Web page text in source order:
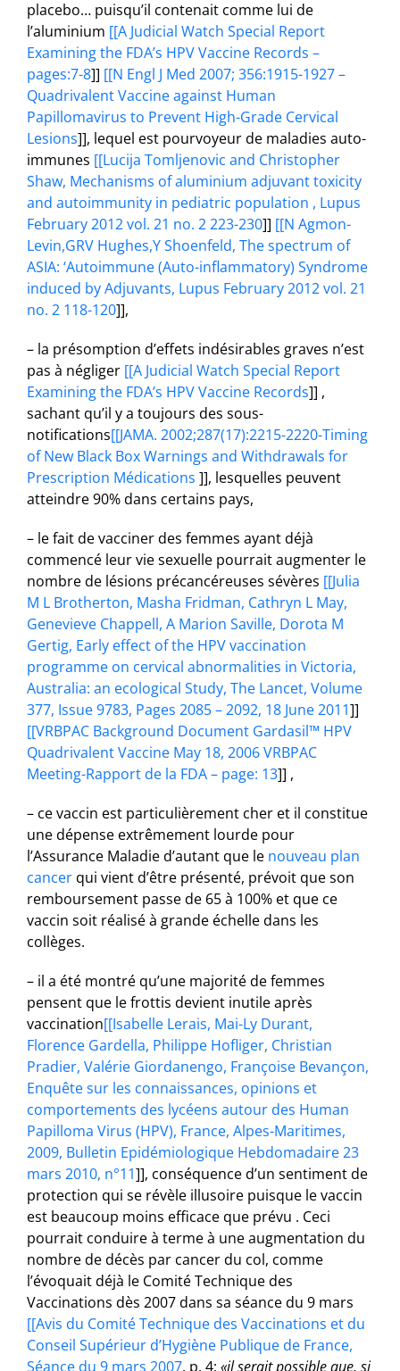
placebo… puisqu’il contenait comme lui de
l’aluminium [[A Judicial Watch Special Report
Examining the FDA’s HPV Vaccine Records –
pages:7-8]] [[N Engl J Med 2007; 356:1915-1927 –
Quadrivalent Vaccine against Human
Papillomavirus to Prevent High-Grade Cervical
Lesions]], lequel est pourvoyeur de maladies auto-
immunes [[Lucija Tomljenovic and Christopher
Shaw, Mechanisms of aluminium adjuvant toxicity
and autoimmunity in pediatric population , Lupus
February 2012 vol. 21 no. 2 223-230]] [[N Agmon-
Levin,GRV Hughes,Y Shoenfeld, The spectrum of
ASIA: ‘Autoimmune (Auto-inflammatory) Syndrome
induced by Adjuvants, Lupus February 2012 vol. 21
no. 2 118-120]],
– la présomption d’effets indésirables graves n’est
pas à négliger [[A Judicial Watch Special Report
Examining the FDA’s HPV Vaccine Records]] ,
sachant qu’il y a toujours des sous-
notifications[[JAMA. 2002;287(17):2215-2220-Timing
of New Black Box Warnings and Withdrawals for
Prescription Médications ]], lesquelles peuvent
atteindre 90% dans certains pays,
– le fait de vacciner des femmes ayant déjà
commencé leur vie sexuelle pourrait augmenter le
nombre de lésions précancéreuses sévères [[Julia
M L Brotherton, Masha Fridman, Cathryn L May,
Genevieve Chappell, A Marion Saville, Dorota M
Gertig, Early effect of the HPV vaccination
programme on cervical abnormalities in Victoria,
Australia: an ecological Study, The Lancet, Volume
377, Issue 9783, Pages 2085 – 2092, 18 June 2011]]
[[VRBPAC Background Document Gardasil™ HPV
Quadrivalent Vaccine May 18, 2006 VRBPAC
Meeting-Rapport de la FDA – page: 13]] ,
– ce vaccin est particulièrement cher et il constitue
une dépense extrêmement lourde pour
l’Assurance Maladie d’autant que le nouveau plan
cancer qui vient d’être présenté, prévoit que son
remboursement passe de 65 à 100% et que ce
vaccin soit réalisé à grande échelle dans les
collèges.
– il a été montré qu’une majorité de femmes
pensent que le frottis devient inutile après
vaccination[[Isabelle Lerais, Mai-Ly Durant,
Florence Gardella, Philippe Hofliger, Christian
Pradier, Valérie Giordanengo, Françoise Bevançon,
Enquête sur les connaissances, opinions et
comportements des lycéens autour des Human
Papilloma Virus (HPV), France, Alpes-Maritimes,
2009, Bulletin Epidémiologique Hebdomadaire 23
mars 2010, n°11]], conséquence d’un sentiment de
protection qui se révèle illusoire puisque le vaccin
est beaucoup moins efficace que prévu . Ceci
pourrait conduire à terme à une augmentation du
nombre de décès par cancer du col, comme
l’évoquait déjà le Comité Technique des
Vaccinations dès 2007 dans sa séance du 9 mars
[[Avis du Comité Technique des Vaccinations et du
Conseil Supérieur d’Hygiène Publique de France,
Séance du 9 mars 2007, p. 4: «il serait possible que, si